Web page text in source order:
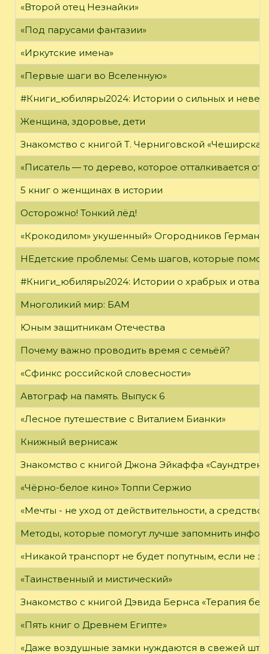
«Второй отец Незнайки»
«Под парусами фантазии»
«Иркутские имена»
«Первые шаги во Вселенную»
#Книги_юбиляры2024: Истории о сильных и
Женщина, здоровье, дети
Знакомство с книгой Т. Черниговской
«Писатель — то дерево, которое отталкивается от
5 книг о женщинах в истории
Осторожно! Тонкий лёд!
«Крокодилом» укушенный» Огородников Герман
НЕдетские проблемы: Семь шагов, которые
#Книги_юбиляры2024: Истории о храбрых и
Многоликий мир: БАМ
Юным защитникам Отечества
Почему важно проводить время с семьёй?
«Сфинкс российской словесности»
Автограф на память. Выпуск 6
«Лесное путешествие с Виталием Бианки»
Книжный вернисаж
Знакомство с книгой Джона Эйкаффа «Саундтреки
«Чёрно-белое кино» Топпи Сержио
«Мечты - не уход от действительности, а средство
Методы, которые помогут лучше запомнить
«Никакой транспорт не будет попутным, если не
«Таинственный и мистический»
Знакомство с книгой Дэвида Бернса «Терапия
«Пять книг о Древнем Египте»
«Даже воздушные замки нуждаются в свежей